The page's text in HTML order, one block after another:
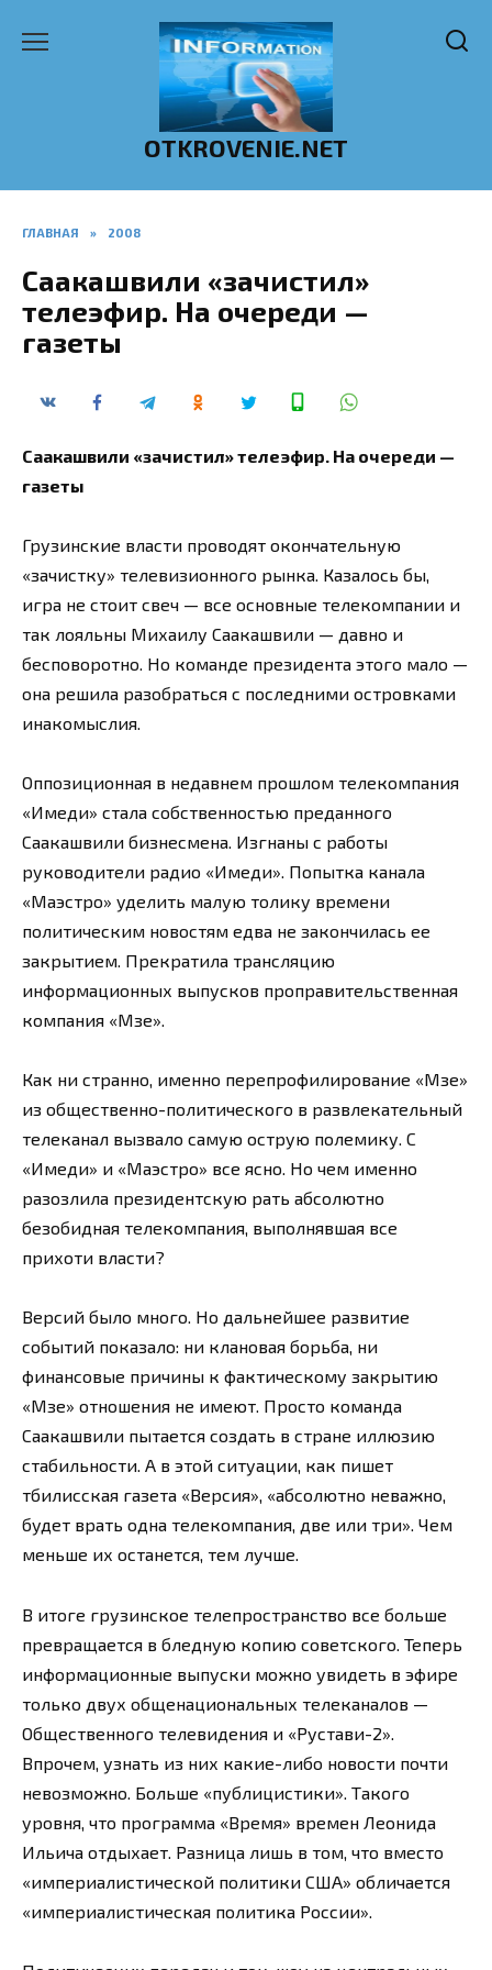
OTKROVENIE.NET
ГЛАВНАЯ » 2008
Саакашвили «зачистил»
телеэфир. На очереди —
газеты
Саакашвили «зачистил» телеэфир. На очереди —
газеты
Грузинские власти проводят окончательную
«зачистку» телевизионного рынка. Казалось бы,
игра не стоит свеч — все основные телекомпании и
так лояльны Михаилу Саакашвили — давно и
бесповоротно. Но команде президента этого мало —
она решила разобраться с последними островками
инакомыслия.
Оппозиционная в недавнем прошлом телекомпания
«Имеди» стала собственностью преданного
Саакашвили бизнесмена. Изгнаны с работы
руководители радио «Имеди». Попытка канала
«Маэстро» уделить малую толику времени
политическим новостям едва не закончилась ее
закрытием. Прекратила трансляцию
информационных выпусков проправительственная
компания «Мзе».
Как ни странно, именно перепрофилирование «Мзе»
из общественно-политического в развлекательный
телеканал вызвало самую острую полемику. С
«Имеди» и «Маэстро» все ясно. Но чем именно
разозлила президентскую рать абсолютно
безобидная телекомпания, выполнявшая все
прихоти власти?
Версий было много. Но дальнейшее развитие
событий показало: ни клановая борьба, ни
финансовые причины к фактическому закрытию
«Мзе» отношения не имеют. Просто команда
Саакашвили пытается создать в стране иллюзию
стабильности. А в этой ситуации, как пишет
тбилисская газета «Версия», «абсолютно неважно,
будет врать одна телекомпания, две или три». Чем
меньше их останется, тем лучше.
В итоге грузинское телепространство все больше
превращается в бледную копию советского. Теперь
информационные выпуски можно увидеть в эфире
только двух общенациональных телеканалов —
Общественного телевидения и «Рустави-2».
Впрочем, узнать из них какие-либо новости почти
невозможно. Больше «публицистики». Такого
уровня, что программа «Время» времен Леонида
Ильича отдыхает. Разница лишь в том, что вместо
«империалистической политики США» обличается
«империалистическая политика России».